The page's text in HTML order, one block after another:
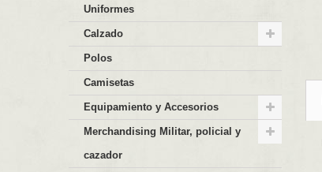
Uniformes
Calzado
Polos
Camisetas
Equipamiento y Accesorios
Merchandising Militar, policial y
cazador